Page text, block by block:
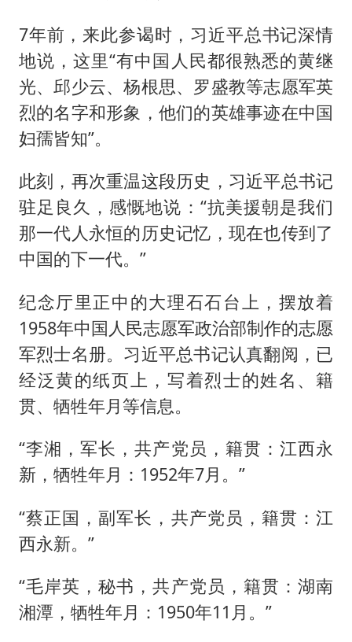
7年前，来此参谒时，习近平总书记深情
地说，这里“有中国人民都很熟悉的黄继
光、邱少云、杨根思、罗盛教等志愿军英
烈的名字和形象，他们的英雄事迹在中国
妇孺皆知”。
此刻，再次重温这段历史，习近平总书记
驻足良久，感慨地说：“抗美援朝是我们
那一代人永恒的历史记忆，现在也传到了
中国的下一代。”
纪念厅里正中的大理石石台上，摆放着
1958年中国人民志愿军政治部制作的志愿
军烈士名册。习近平总书记认真翻阅，已
经泛黄的纸页上，写着烈士的姓名、籍
贯、牺牲年月等信息。
“李湘，军长，共产党员，籍贯：江西永
新，牺牲年月：1952年7月。”
“蔡正国，副军长，共产党员，籍贯：江
西永新。”
“毛岸英，秘书，共产党员，籍贯：湖南
湘潭，牺牲年月：1950年11月。”